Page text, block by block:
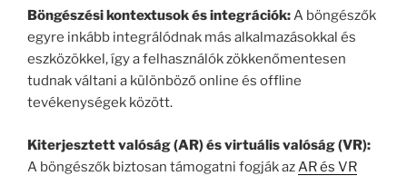
Böngészési kontextusok és integrációk:A böngészők
egyre inkább integrálódnak más alkalmazásokkal és
eszközökkel, így a felhasználók zökkenőmentesen
tudnak váltani a különböző online és offline
tevékenységek között.
Kiterjesztett valóság (AR) és virtuális valóság (VR):
A böngészők biztosan támogatni fogják azAR és VR